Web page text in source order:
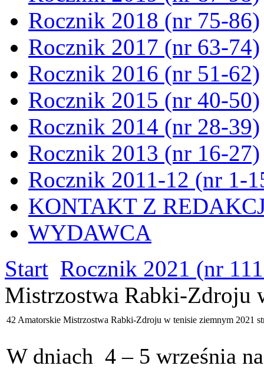
Rocznik 2018 (nr 75-86)
Rocznik 2017 (nr 63-74)
Rocznik 2016 (nr 51-62)
Rocznik 2015 (nr 40-50)
Rocznik 2014 (nr 28-39)
Rocznik 2013 (nr 16-27)
Rocznik 2011-12 (nr 1-
KONTAKT Z
WYDAWCA
Start Rocznik 2021 (nr
Mistrzostwa Rabki-Zdroju
42 Amatorskie Mistrzostwa Rabki-Zdroju w tenisie ziemnym 2021
W dniach 4 – 5 września